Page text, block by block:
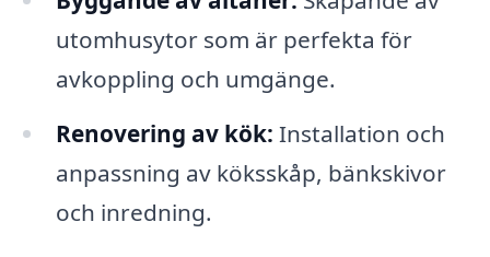
utomhusytor som är perfekta för
avkoppling och umgänge.
Renovering av kök: Installation och
anpassning av köksskåp, bänkskivor
och inredning.